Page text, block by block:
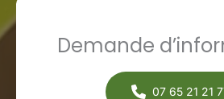
Demande
07 65 21 21